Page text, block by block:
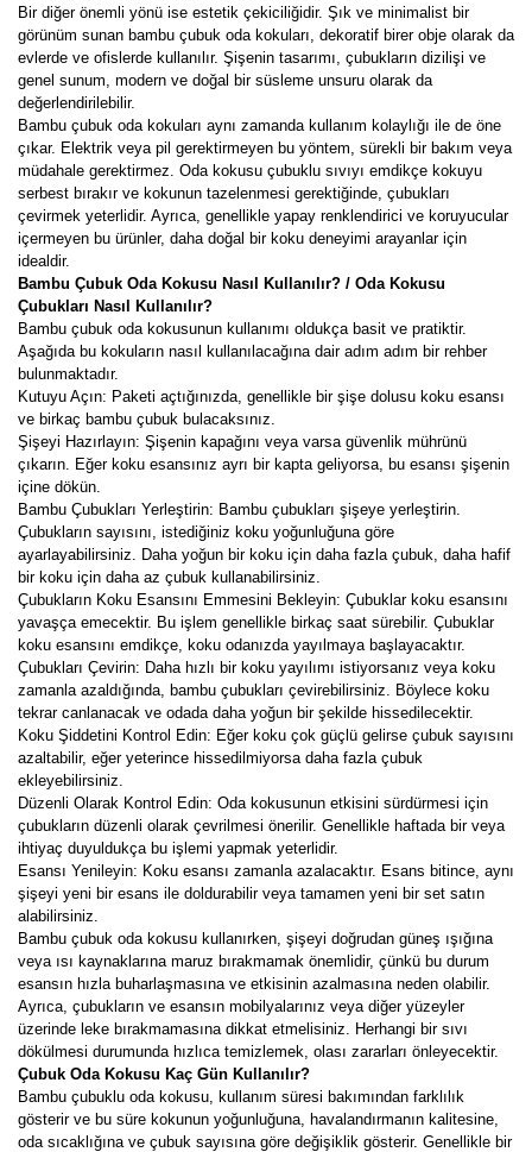
Bir diğer önemli yönü ise estetik çekiciliğidir. Şık ve minimalist bir
görünüm sunan bambu çubuk oda kokuları, dekoratif birer obje olarak da
evlerde ve ofislerde kullanılır. Şişenin tasarımı, çubukların dizilişi ve
genel sunum, modern ve doğal bir süsleme unsuru olarak da
değerlendirilebilir.
Bambu çubuk oda kokuları aynı zamanda kullanım kolaylığı ile de öne
çıkar. Elektrik veya pil gerektirmeyen bu yöntem, sürekli bir bakım veya
müdahale gerektirmez. Oda kokusu çubuklu sıvıyı emdikçe kokuyu
serbest bırakır ve kokunun tazelenmesi gerektiğinde, çubukları
çevirmek yeterlidir. Ayrıca, genellikle yapay renklendirici ve koruyucular
içermeyen bu ürünler, daha doğal bir koku deneyimi arayanlar için
idealdir.
Bambu Çubuk Oda Kokusu Nasıl Kullanılır? / Oda Kokusu
Çubukları Nasıl Kullanılır?
Bambu çubuk oda kokusunun kullanımı oldukça basit ve pratiktir.
Aşağıda bu kokuların nasıl kullanılacağına dair adım adım bir rehber
bulunmaktadır.
Kutuyu Açın: Paketi açtığınızda, genellikle bir şişe dolusu koku esansı
ve birkaç bambu çubuk bulacaksınız.
Şişeyi Hazırlayın: Şişenin kapağını veya varsa güvenlik mührünü
çıkarın. Eğer koku esansınız ayrı bir kapta geliyorsa, bu esansı şişenin
içine dökün.
Bambu Çubukları Yerleştirin: Bambu çubukları şişeye yerleştirin.
Çubukların sayısını, istediğiniz koku yoğunluğuna göre
ayarlayabilirsiniz. Daha yoğun bir koku için daha fazla çubuk, daha hafif
bir koku için daha az çubuk kullanabilirsiniz.
Çubukların Koku Esansını Emmesini Bekleyin: Çubuklar koku esansını
yavaşça emecektir. Bu işlem genellikle birkaç saat sürebilir. Çubuklar
koku esansını emdikçe, koku odanızda yayılmaya başlayacaktır.
Çubukları Çevirin: Daha hızlı bir koku yayılımı istiyorsanız veya koku
zamanla azaldığında, bambu çubukları çevirebilirsiniz. Böylece koku
tekrar canlanacak ve odada daha yoğun bir şekilde hissedilecektir.
Koku Şiddetini Kontrol Edin: Eğer koku çok güçlü gelirse çubuk sayısını
azaltabilir, eğer yeterince hissedilmiyorsa daha fazla çubuk
ekleyebilirsiniz.
Düzenli Olarak Kontrol Edin: Oda kokusunun etkisini sürdürmesi için
çubukların düzenli olarak çevrilmesi önerilir. Genellikle haftada bir veya
ihtiyaç duyuldukça bu işlemi yapmak yeterlidir.
Esansı Yenileyin: Koku esansı zamanla azalacaktır. Esans bitince, aynı
şişeyi yeni bir esans ile doldurabilir veya tamamen yeni bir set satın
alabilirsiniz.
Bambu çubuk oda kokusu kullanırken, şişeyi doğrudan güneş ışığına
veya ısı kaynaklarına maruz bırakmamak önemlidir, çünkü bu durum
esansın hızla buharlaşmasına ve etkisinin azalmasına neden olabilir.
Ayrıca, çubukların ve esansın mobilyalarınız veya diğer yüzeyler
üzerinde leke bırakmamasına dikkat etmelisiniz. Herhangi bir sıvı
dökülmesi durumunda hızlıca temizlemek, olası zararları önleyecektir.
Çubuk Oda Kokusu Kaç Gün Kullanılır?
Bambu çubuklu oda kokusu, kullanım süresi bakımından farklılık
gösterir ve bu süre kokunun yoğunluğuna, havalandırmanın kalitesine,
oda sıcaklığına ve çubuk sayısına göre değişiklik gösterir. Genellikle bir